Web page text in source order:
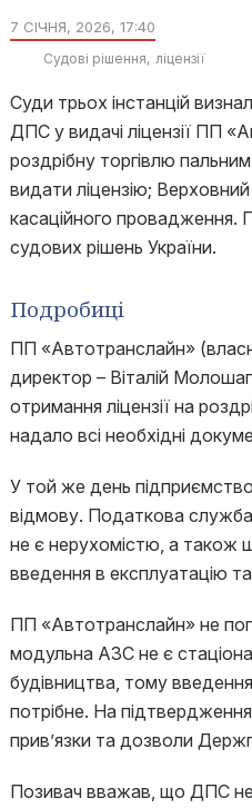
7 СІЧНЯ, 2026, 17:40
Судові рішення ліцензії
Суди трьох інстанцій
ДПС у видачі ліцензії ПП
роздрібну торгівлю
видати ліцензію;
касаційного провадження.
судових рішень України.
Подробиці
ПП «Автотранслайн»
директор – Віталій
отримання ліцензії на
надало всі необхідні
У той же день
відмову. Податкова служба
не є нерухомістю, а також
введення в експлуатацію
ПП «Автотранслайн» не
модульна АЗС не є
будівництва, тому
потрібне. На
прив’язки та дозволи
Позивач вважав, що ДПС